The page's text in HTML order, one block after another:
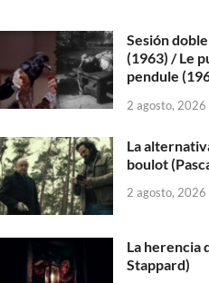
Sesión
(1963) / Le
pendule
2 agosto, 2026
La
boulot
2 agosto, 2026
La herencia
Stappard)